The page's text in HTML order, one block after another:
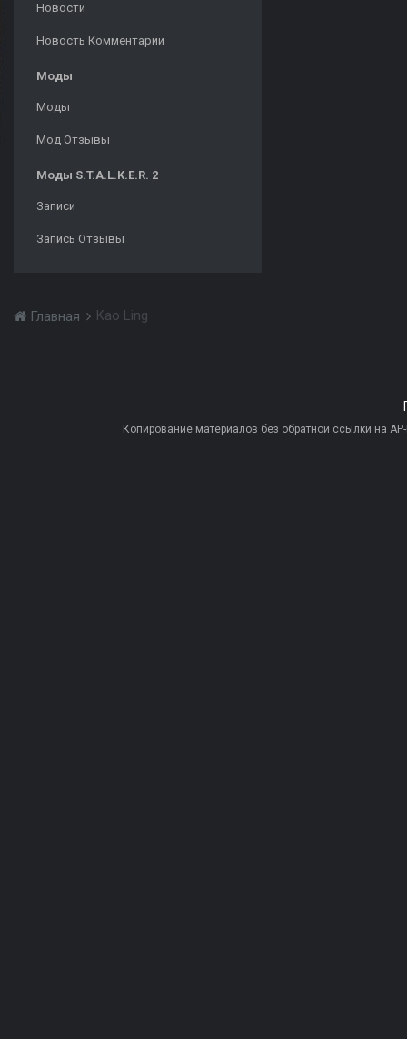
Новости
Новость Комментарии
Моды
Моды
Мод Отзывы
Моды S.T.A.L.K.E.R. 2
Записи
Запись Отзывы
Главная Kao Ling
Копирование материалов без обратной ссылки на